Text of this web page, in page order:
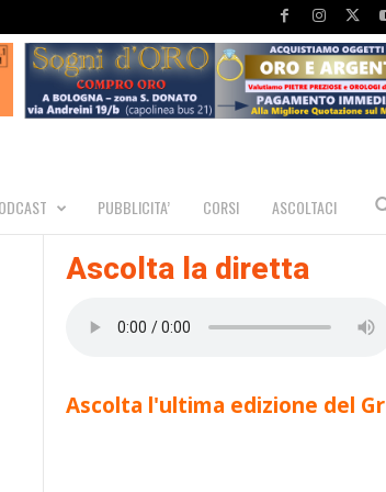
PUBBLICITA’ CORSI ASCOLTACI
Ascolta la diretta
Ascolta l'ultima edizione del Gr